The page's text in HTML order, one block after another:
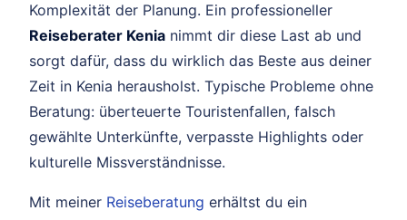
Komplexität der Planung. Ein professioneller
Reiseberater Kenia nimmt dir diese Last ab und
sorgt dafür, dass du wirklich das Beste aus deiner
Zeit in Kenia herausholst. Typische Probleme ohne
Beratung: überteuerte Touristenfallen, falsch
gewählte Unterkünfte, verpasste Highlights oder
kulturelle Missverständnisse.
Mit meiner Reiseberatung erhältst du ein